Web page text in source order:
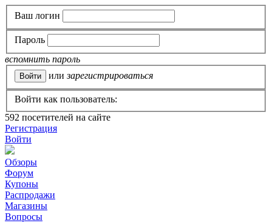
Ваш логин
Пароль
вспомнить пароль
или зарегистрироваться
Войти как пользователь:
592 посетителей на сайте
Регистрация
Войти
Обзоры
Форум
Купоны
Распродажи
Магазины
Вопросы